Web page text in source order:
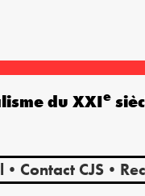
Contact CJS
du XXIe